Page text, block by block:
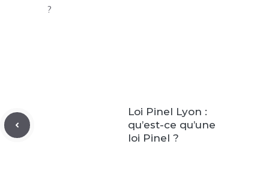
?
Loi Pinel Lyon :
qu’est-ce qu’une
loi Pinel ?